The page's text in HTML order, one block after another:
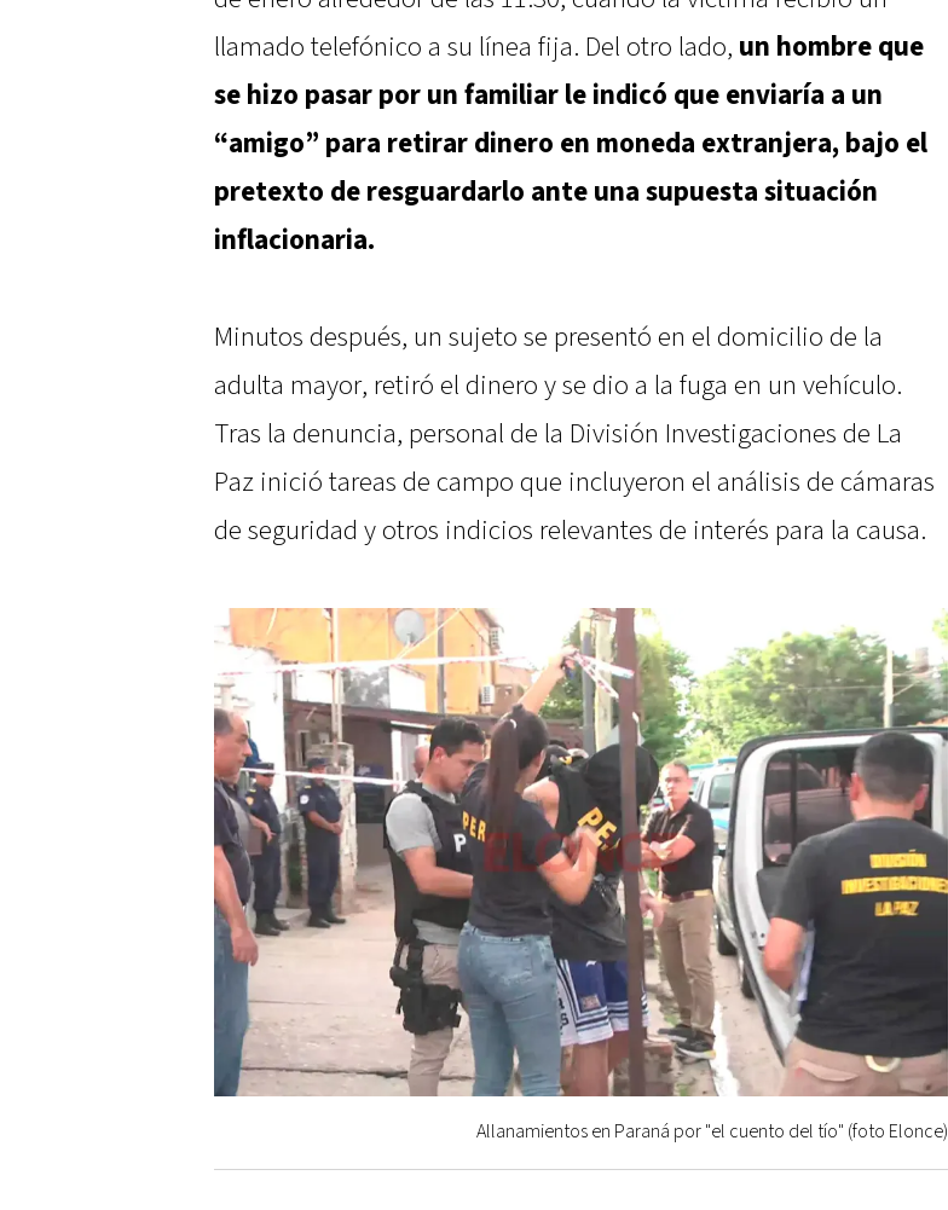
llamado telefónico a su línea fija. Del otro lado, un hombre que
se hizo pasar por un familiar le indicó que enviaría a un
“amigo” para retirar dinero en moneda extranjera, bajo el
pretexto de resguardarlo ante una supuesta situación
inflacionaria.
Minutos después, un sujeto se presentó en el domicilio de la
adulta mayor, retiró el dinero y se dio a la fuga en un vehículo.
Tras la denuncia, personal de la División Investigaciones de La
Paz inició tareas de campo que incluyeron el análisis de cámaras
de seguridad y otros indicios relevantes de interés para la causa.
Allanamientos en Paraná por "el cuento del tío" (foto Elonce)